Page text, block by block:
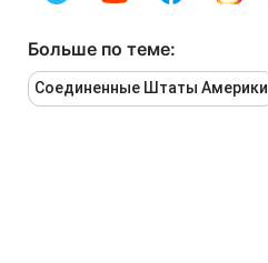
Больше по теме:
Соединенные Штаты Америки